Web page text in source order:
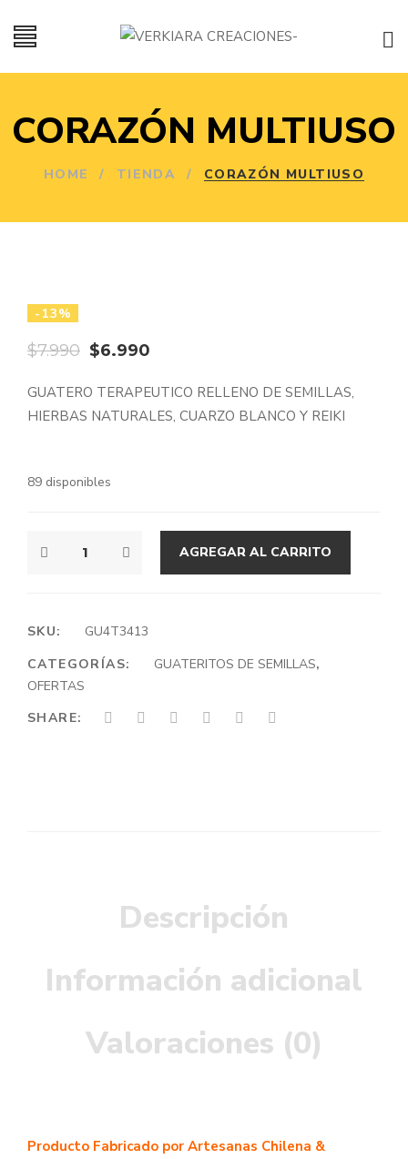
CORAZÓN MULTIUSO
HOME / TIENDA / CORAZÓN MULTIUSO
-13%
$7.990 El
original
$6.990
actual
GUATERO TERAPEUTICO RELLENO DE SEMILLAS,
HIERBAS NATURALES, CUARZO BLANCO Y REIKI
89 disponibles
MULTIUSO
AGREGAR AL CARRITO
SKU:
GU4T3413
CATEGORÍAS:
GUATERITOS DE SEMILLAS,
OFERTAS
SHARE:
Descripción
Información adicional
Valoraciones (0)
Producto Fabricado por Artesanas Chilena &